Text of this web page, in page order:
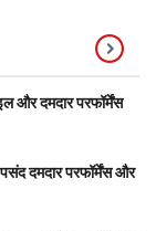
और दमदार परफॉर्मेंस
दमदार परफॉर्मेंस और